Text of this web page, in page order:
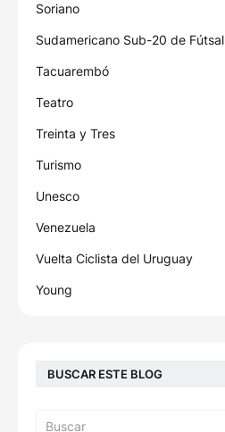
Soriano
Sudamericano Sub-20 de Fútsal
Tacuarembó
Teatro
Treinta y Tres
Turismo
Unesco
Venezuela
Vuelta Ciclista del Uruguay
Young
BUSCAR ESTE BLOG